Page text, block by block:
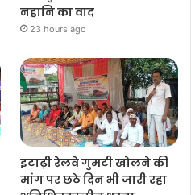
नहानि का वाद
23 hours ago
इटाढ़ी रेलवे गुमटी खोलने की
मांग पर छठे दिन भी जारी रहा